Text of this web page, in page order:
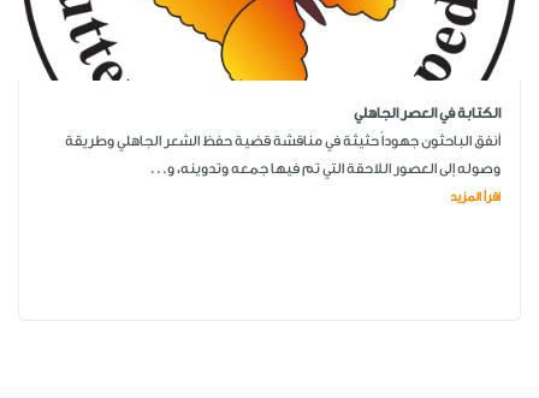
الكتابة في العصر الجاهلي
أنفق الباحثون جهوداً حثيثة في مناقشة قضية حفظ الشعر الجاهلي وطريقة
وصوله إلى العصور اللاحقة التي تم فيها جمعه وتدوينه، و...
اقرأ المزيد